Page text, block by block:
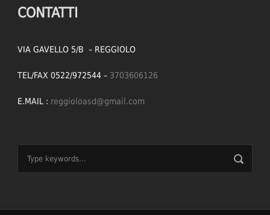
CONTATTI
VIA GAVELLO 5/B – REGGIOLO
TEL/FAX 0522/972544 – 3703606126
E.MAIL : reggioloasd@gmail.com